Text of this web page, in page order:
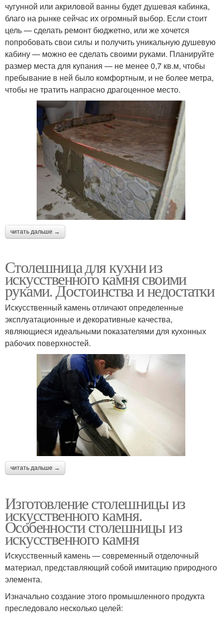
чугунной или акриловой ванны будет душевая кабинка,
благо на рынке сейчас их огромный выбор. Если стоит
цель — сделать ремонт бюджетно, или же хочется
попробовать свои силы и получить уникальную душевую
кабину — можно ее сделать своими руками. Планируйте
размер места для купания — не менее 0,7 кв.м, чтобы
пребывание в ней было комфортным, и не более метра,
чтобы не тратить напрасно драгоценное место.
читать дальше →
Столешница для кухни из
искусственного камня своими
руками. Достоинства и недостатки
Искусственный камень отличают определенные
эксплуатационные и декоративные качества,
являющиеся идеальными показателями для кухонных
рабочих поверхностей.
читать дальше →
Изготовление столешницы из
искусственного камня.
Особенности столешницы из
искусственного камня
Искусственный камень — современный отделочный
материал, представляющий собой имитацию природного
элемента.
Изначально создание этого промышленного продукта
преследовало несколько целей: